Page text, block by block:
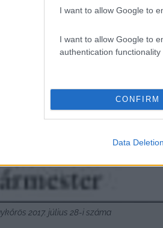
I want to allow Google to
I want to allow Google to
authentication
CONFIRM
Data Deletion
2017. július 28-i száma